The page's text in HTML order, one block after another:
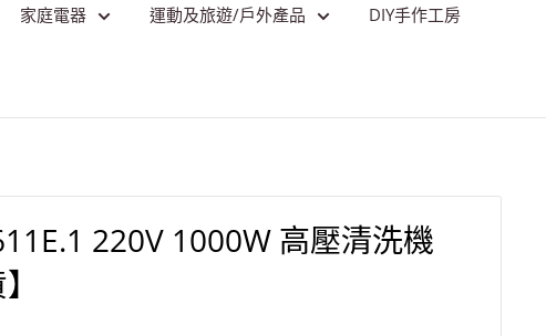
家庭電器 運動及旅遊/戶外產品 DIY手作工房
220V 1000W 高壓清洗機